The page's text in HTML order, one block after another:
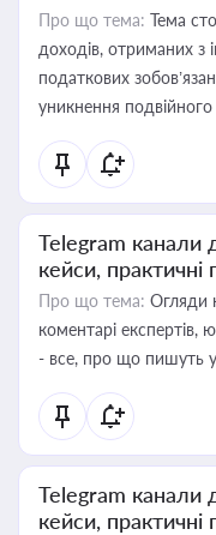
Про що тема: Тема
доходів, отриманих з
податкових
уникнення
Telegram канали
кейси, практичні
Про що тема: Огляди
коментарі експертів,
- все, про що пишуть у
Telegram канали
кейси, практичні